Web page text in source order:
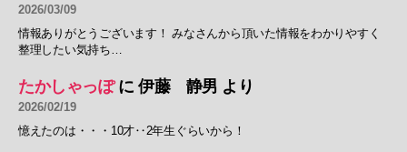
2026/03/09
情報ありがとうございます！ みなさんから頂いた情報をわかりやすく
整理したい気持ち…
たかしゃっぽに 伊藤 静男 より
2026/02/19
憶えたのは・・・10才‥2年生ぐらいから！